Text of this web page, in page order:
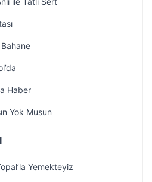
Haber
Yok Musun
Yemekteyiz